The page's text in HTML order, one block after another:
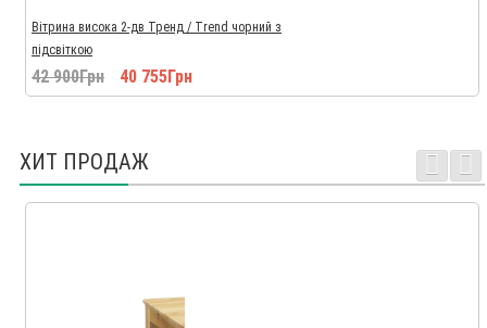
Вітрина висока 2-дв Тренд / Trend чорний з
підсвіткою
42 900Грн 40 755Грн
ХИТ ПРОДАЖ